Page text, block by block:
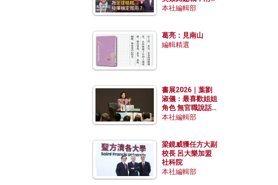
有何異同？中國崛
本社編輯部
葛亮：見南山
編輯精選
書展2026｜葉劉
淑儀：最喜歡姐姐
角色 無官職說話
包袱少
本社編輯部
梁鏡威獲任方大副
校長 呂大樂加盟
社科院
本社編輯部